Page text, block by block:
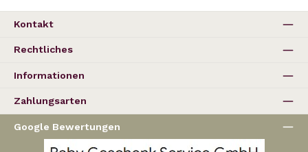
Kontakt
Rechtliches
Informationen
Zahlungsarten
Google Bewertungen